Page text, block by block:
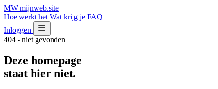
MW mijnweb.site
Hoe werkt het Wat krijg je FAQ
Inloggen
404 - niet gevonden
Deze homepage
staat hier niet.